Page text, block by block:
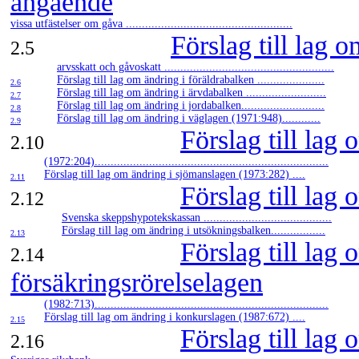
vissa utfästelser om gåva ....................................................
2.5 Förslag till lag
arvsskatt och gåvoskatt .....................................................
2.6 Förslag till lag om ändring i föräldrabalken .....................
2.7 Förslag till lag om ändring i ärvdabalken .........................
2.8 Förslag till lag om ändring i jordabalken..........................
2.9 Förslag till lag om ändring i väglagen (1971:948)............
2.10 Förslag till lag
(1972:204).........................................................................
2.11 Förslag till lag om ändring i sjömanslagen (1973:282) ....
2.12 Förslag till lag
Svenska skeppshypotekskassan ........................................
2.13 Förslag till lag om ändring i utsökningsbalken.................
2.14
Förslag till lag
försäkringsrörelselagen
(1982:713).........................................................................
2.15 Förslag till lag om ändring i konkurslagen (1987:672) ....
2.16 Förslag till lag